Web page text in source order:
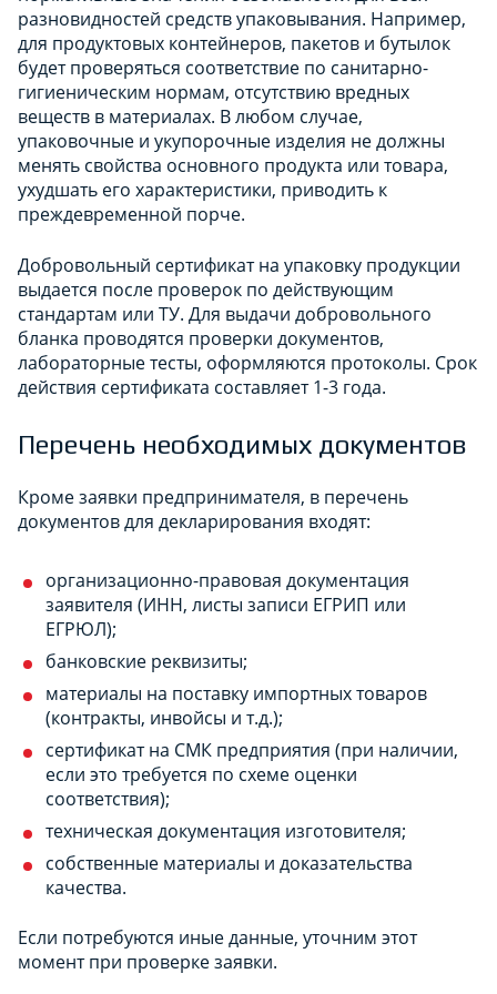
разновидностей средств упаковывания. Например,
для продуктовых контейнеров, пакетов и бутылок
будет проверяться соответствие по санитарно-
гигиеническим нормам, отсутствию вредных
веществ в материалах. В любом случае,
упаковочные и укупорочные изделия не должны
менять свойства основного продукта или товара,
ухудшать его характеристики, приводить к
преждевременной порче.
Добровольный сертификат на упаковку продукции
выдается после проверок по действующим
стандартам или ТУ. Для выдачи добровольного
бланка проводятся проверки документов,
лабораторные тесты, оформляются протоколы. Срок
действия сертификата составляет 1-3 года.
Перечень необходимых документов
Кроме заявки предпринимателя, в перечень
документов для декларирования входят:
организационно-правовая документация
заявителя (ИНН, листы записи ЕГРИП или
ЕГРЮЛ);
банковские реквизиты;
материалы на поставку импортных товаров
(контракты, инвойсы и т.д.);
сертификат на СМК предприятия (при наличии,
если это требуется по схеме оценки
соответствия);
техническая документация изготовителя;
собственные материалы и доказательства
качества.
Если потребуются иные данные, уточним этот
момент при проверке заявки.